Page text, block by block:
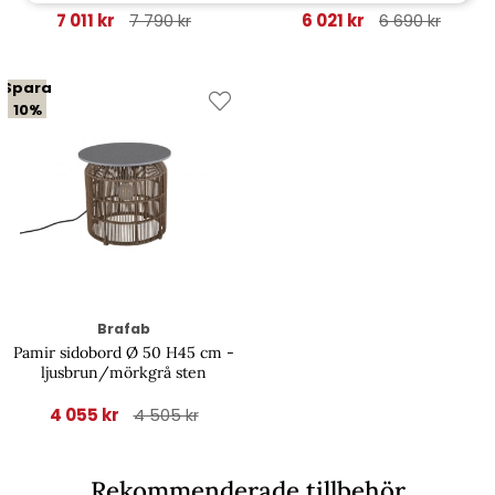
7 011 kr 7 790 kr 6 021 kr 6 690 kr
Spara
10%
Brafab
Pamir sidobord Ø 50 H45 cm -
ljusbrun/mörkgrå sten
4 055 kr 4 505 kr